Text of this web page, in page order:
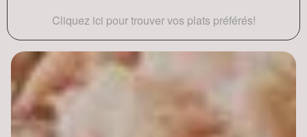
Cliquez ici pour trouver vos plats préférés!